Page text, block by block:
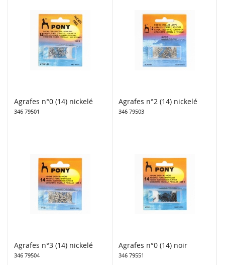
Agrafes n°0 (14) nickelé
346 79501
Agrafes n°2 (14) nickelé
346 79503
Agrafes n°3 (14) nickelé
346 79504
Agrafes n°0 (14) noir
346 79551